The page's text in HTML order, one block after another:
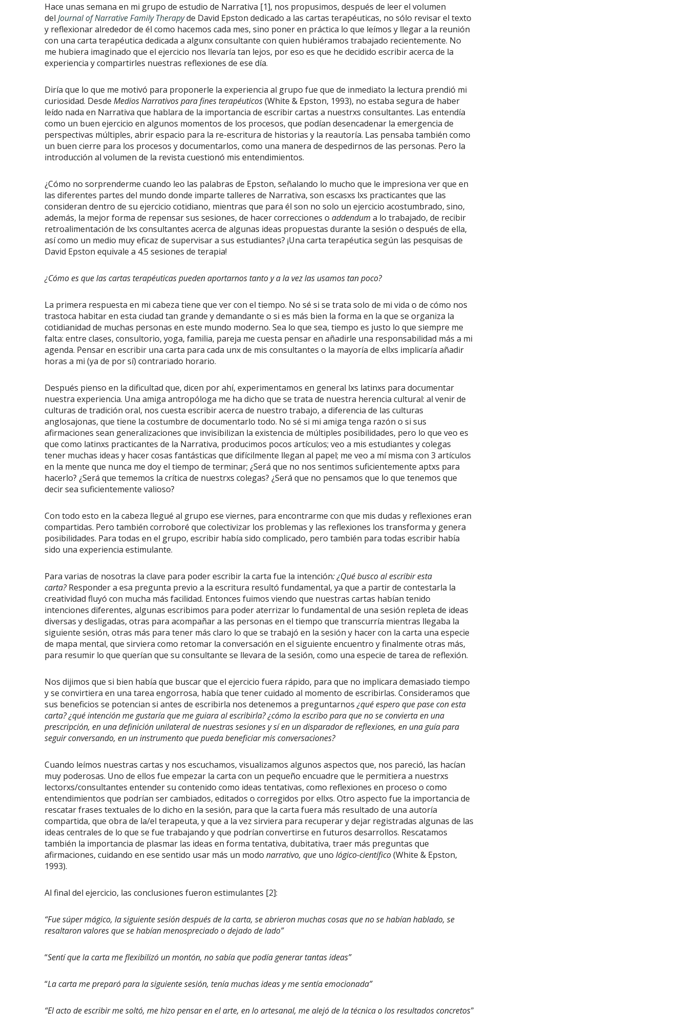
Hace unas semana en mi grupo de estudio de Narrativa [1], nos propusimos, después de leer el volumen
del Journal of Narrative Family Therapyde David Epston dedicado a las cartas terapéuticas, no sólo revisar el texto
y reflexionar alrededor de él como hacemos cada mes, sino poner en práctica lo que leímos y llegar a la reunión
con una carta terapéutica dedicada a algunx consultante con quien hubiéramos trabajado recientemente. No
me hubiera imaginado que el ejercicio nos llevaría tan lejos, por eso es que he decidido escribir acerca de la
experiencia y compartirles nuestras reflexiones de ese día.
Diría que lo que me motivó para proponerle la experiencia al grupo fue que de inmediato la lectura prendió mi
curiosidad. Desde Medios Narrativos para fines terapéuticos(White & Epston, 1993), no estaba segura de haber
leído nada en Narrativa que hablara de la importancia de escribir cartas a nuestrxs consultantes. Las entendía
como un buen ejercicio en algunos momentos de los procesos, que podían desencadenar la emergencia de
perspectivas múltiples, abrir espacio para la re-escritura de historias y la reautoría. Las pensaba también como
un buen cierre para los procesos y documentarlos, como una manera de despedirnos de las personas. Pero la
introducción al volumen de la revista cuestionó mis entendimientos.
¿Cómo no sorprenderme cuando leo las palabras de Epston, señalando lo mucho que le impresiona ver que en
las diferentes partes del mundo donde imparte talleres de Narrativa, son escasxs lxs practicantes que las
consideran dentro de su ejercicio cotidiano, mientras que para él son no solo un ejercicio acostumbrado, sino,
además, la mejor forma de repensar sus sesiones, de hacer correcciones o addendum a lo trabajado, de recibir
retroalimentación de lxs consultantes acerca de algunas ideas propuestas durante la sesión o después de ella,
así como un medio muy eficaz de supervisar a sus estudiantes? ¡Una carta terapéutica según las pesquisas de
David Epston equivale a 4.5 sesiones de terapia!
¿Cómo es que las cartas terapéuticas pueden aportarnos tanto y a la vez las usamos tan poco?
La primera respuesta en mi cabeza tiene que ver con el tiempo. No sé si se trata solo de mi vida o de cómo nos
trastoca habitar en esta ciudad tan grande y demandante o si es más bien la forma en la que se organiza la
cotidianidad de muchas personas en este mundo moderno. Sea lo que sea, tiempo es justo lo que siempre me
falta: entre clases, consultorio, yoga, familia, pareja me cuesta pensar en añadirle una responsabilidad más a mi
agenda. Pensar en escribir una carta para cada unx de mis consultantes o la mayoría de ellxs implicaría añadir
horas a mi (ya de por sí) contrariado horario.
Después pienso en la dificultad que, dicen por ahí, experimentamos en general lxs latinxs para documentar
nuestra experiencia. Una amiga antropóloga me ha dicho que se trata de nuestra herencia cultural: al venir de
culturas de tradición oral, nos cuesta escribir acerca de nuestro trabajo, a diferencia de las culturas
anglosajonas, que tiene la costumbre de documentarlo todo. No sé si mi amiga tenga razón o si sus
afirmaciones sean generalizaciones que invisibilizan la existencia de múltiples posibilidades, pero lo que veo es
que como latinxs practicantes de la Narrativa, producimos pocos artículos; veo a mis estudiantes y colegas
tener muchas ideas y hacer cosas fantásticas que difícilmente llegan al papel; me veo a mí misma con 3 artículos
en la mente que nunca me doy el tiempo de terminar; ¿Será que no nos sentimos suficientemente aptxs para
hacerlo? ¿Será que tememos la crítica de nuestrxs colegas? ¿Será que no pensamos que lo que tenemos que
decir sea suficientemente valioso?
Con todo esto en la cabeza llegué al grupo ese viernes, para encontrarme con que mis dudas y reflexiones eran
compartidas. Pero también corroboré que colectivizar los problemas y las reflexiones los transforma y genera
posibilidades. Para todas en el grupo, escribir había sido complicado, pero también para todas escribir había
sido una experiencia estimulante.
Para varias de nosotras la clave para poder escribir la carta fue la intención: ¿Qué busco al escribir esta
carta?Responder a esa pregunta previo a la escritura resultó fundamental, ya que a partir de contestarla la
creatividad fluyó con mucha más facilidad. Entonces fuimos viendo que nuestras cartas habían tenido
intenciones diferentes, algunas escribimos para poder aterrizar lo fundamental de una sesión repleta de ideas
diversas y desligadas, otras para acompañar a las personas en el tiempo que transcurría mientras llegaba la
siguiente sesión, otras más para tener más claro lo que se trabajó en la sesión y hacer con la carta una especie
de mapa mental, que sirviera como retomar la conversación en el siguiente encuentro y finalmente otras más,
para resumir lo que querían que su consultante se llevara de la sesión, como una especie de tarea de reflexión.
Nos dijimos que si bien había que buscar que el ejercicio fuera rápido, para que no implicara demasiado tiempo
y se convirtiera en una tarea engorrosa, había que tener cuidado al momento de escribirlas. Consideramos que
sus beneficios se potencian si antes de escribirla nos detenemos a preguntarnos¿qué espero que pase con esta
carta? ¿qué intención me gustaría que me guiara al escribirla? ¿cómo la escribo para que no se convierta en una
prescripción, en una definición unilateral de nuestras sesiones y sí en un disparador de reflexiones, en una guía para
seguir conversando, en un instrumento que pueda beneficiar mis conversaciones?
Cuando leímos nuestras cartas y nos escuchamos, visualizamos algunos aspectos que, nos pareció, las hacían
muy poderosas. Uno de ellos fue empezar la carta con un pequeño encuadre que le permitiera a nuestrxs
lectorxs/consultantes entender su contenido como ideas tentativas, como reflexiones en proceso o como
entendimientos que podrían ser cambiados, editados o corregidos por ellxs. Otro aspecto fue la importancia de
rescatar frases textuales de lo dicho en la sesión, para que la carta fuera más resultado de una autoría
compartida, que obra de la/el terapeuta, y que a la vez sirviera para recuperar y dejar registradas algunas de las
ideas centrales de lo que se fue trabajando y que podrían convertirse en futuros desarrollos. Rescatamos
también la importancia de plasmar las ideas en forma tentativa, dubitativa, traer más preguntas que
afirmaciones, cuidando en ese sentido usar más un modo narrativo, que uno lógico-científico(White & Epston,
1993).
Al final del ejercicio, las conclusiones fueron estimulantes [2]:
“Fue súper mágico, la siguiente sesión después de la carta, se abrieron muchas cosas que no se habían hablado, se
resaltaron valores que se habían menospreciado o dejado de lado”
“Sentí que la carta me flexibilizó un montón, no sabía que podía generar tantas ideas”
“La carta me preparó para la siguiente sesión, tenía muchas ideas y me sentía emocionada”
“El acto de escribir me soltó, me hizo pensar en el arte, en lo artesanal, me alejó de la técnica o los resultados concretos”